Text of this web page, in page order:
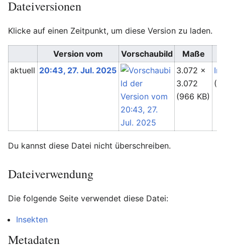
Dateiversionen
Klicke auf einen Zeitpunkt, um diese Version zu laden.
Version vom Vorschaubild
Maße
aktuell 20:43, 27. Jul. 2025
3.072 ×
3.072
(966 KB)
(
Du kannst diese Datei nicht überschreiben.
Dateiverwendung
Die folgende Seite verwendet diese Datei:
Insekten
Metadaten